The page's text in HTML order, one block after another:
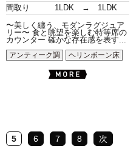
間取り
1LDK → 1LDK
〜美しく纏う、モダンラグジュア
リー〜 食と眺望を楽しむ特等席の
カウンター 確かな存在感を表す...
アンティーク調
ヘリンボーン床
5 6 7 8 次